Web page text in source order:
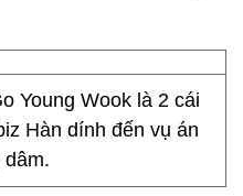
Young Wook là 2 cái
Hàn dính đến vụ án